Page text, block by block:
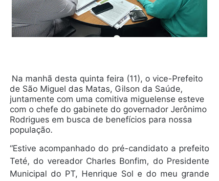
Na manhã desta quinta feira (11), o vice-Prefeito
de São Miguel das Matas, Gilson da Saúde,
juntamente com uma comitiva miguelense esteve
com o chefe do gabinete do governador Jerônimo
Rodrigues em busca de benefícios para nossa
população.
“Estive acompanhado do pré-candidato a prefeito
Teté, do vereador Charles Bonfim, do Presidente
Municipal do PT, Henrique Sol e do meu grande